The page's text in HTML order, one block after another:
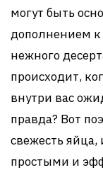
могут быть
дополнением к
нежного
происходит,
внутри вас
правда? Вот
свежесть яйца,
простыми и